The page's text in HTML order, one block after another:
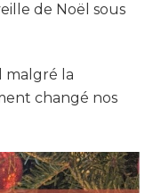
de Noël sous
malgré la
changé nos